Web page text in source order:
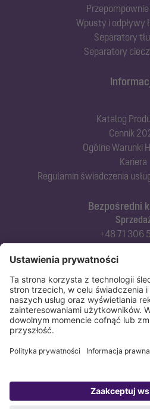
Wpusty i odpływy
Separatory
Separatory
Bezpośredni
+48 71 306
Doradztwo
Serwis
+48 71 306
Katalog
Cennik
Ogólne Warunki
Kariera
Regulamin świadczenia
Polityka prywatności